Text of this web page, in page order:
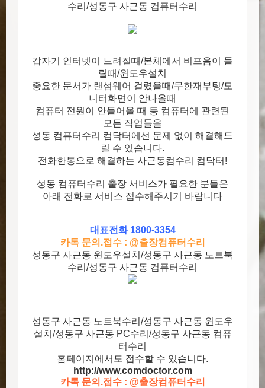
수리/성동구 사근동 컴퓨터수리
갑자기 인터넷이 느려질때/본체에서 비프음이 들
릴때/윈도우설치
중요한 문서가 랜섬웨어 걸렸을때/무한재부팅/모
니터화면이 안나올때
컴퓨터 전원이 안들어올 때 등 컴퓨터에 관련된
모든 작업들을
성동 컴퓨터수리 컴닥터에선 문제 없이 해결해드
릴 수 있습니다.
전화한통으로 해결하는 사근동컴수리 컴닥터!
성동 컴퓨터수리 출장 서비스가 필요한 분들은
아래 전화로 서비스 접수해주시기 바랍니다
대표전화 1800-3354
카톡 문의.접수 : @출장컴퓨터수리
성동구 사근동 윈도우설치/성동구 사근동 노트북
수리/성동구 사근동 컴퓨터수리
성동구 사근동 노트북수리/성동구 사근동 윈도우
설치/성동구 사근동 PC수리/성동구 사근동 컴퓨
터수리
홈페이지에서도 접수할 수 있습니다.
http://www.comdoctor.com
카톡 문의.접수 : @출장컴퓨터수리